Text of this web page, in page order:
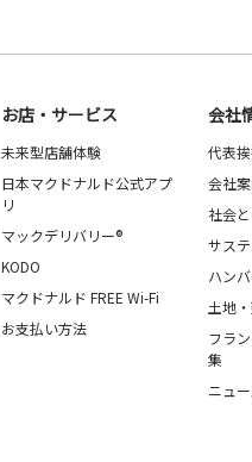
お店・サービス
未来型店舗体験
日本マクドナルド公式アプ
リ
マックデリバリー®
KODO
マクドナルド FREE Wi-Fi
お支払い方法
会社
代表
会社
社会
サス
ハン
土地
フラ
集
ニュ